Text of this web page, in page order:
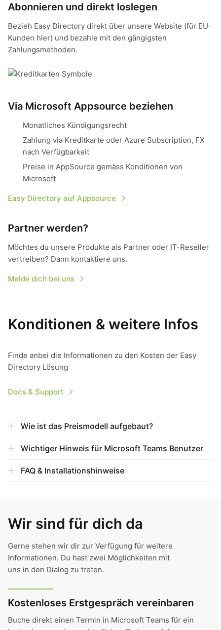
Abonnieren und direkt loslegen
Bezieh Easy Directory direkt über unsere Website (für EU-
Kunden hier) und bezahle mit den gängigsten
Zahlungsmethoden.
Via Microsoft Appsource beziehen
Monatliches Kündigungsrecht
Zahlung via Kreditkarte oder Azure Subscription, FX
nach Verfügbarkeit
Preise in AppSource gemäss Konditionen von
Microsoft
Easy Directory auf Appsource
Partner werden?
Möchtes du unsere Produkte als Partner oder IT-Reseller
vertreiben? Dann kontaktiere uns.
Melde dich bei uns
Konditionen & weitere Infos
Finde anbei die Informationen zu den Kosten der Easy
Directory Lösung
Docs & Support
Wie ist das Preismodell aufgebaut?
Wichtiger Hinweis für Microsoft Teams Benutzer
FAQ & Installationshinweise
Wir sind für dich da
Gerne stehen wir dir zur Verfügung für weitere
Informationen. Du hast zwei Möglichkeiten mit
uns in den Dialog zu treten.
Kostenloses Erstgespräch vereinbaren
Buche direkt einen Termin in Microsoft Teams für ein